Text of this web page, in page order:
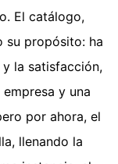
El catálogo,
su propósito: ha
la satisfacción,
y una
por ahora, el
llenando la